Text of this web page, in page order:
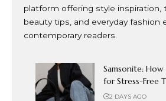
platform offering style inspiration,
beauty tips, and everyday fashion
contemporary readers.
Samsonite:
for Stress-Free
2 DAYS AGO